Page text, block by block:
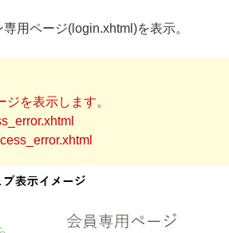
用ページ(login.xhtml)を表示。
を表示します。